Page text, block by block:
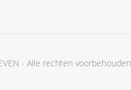
- Alle rechten voorbehouden